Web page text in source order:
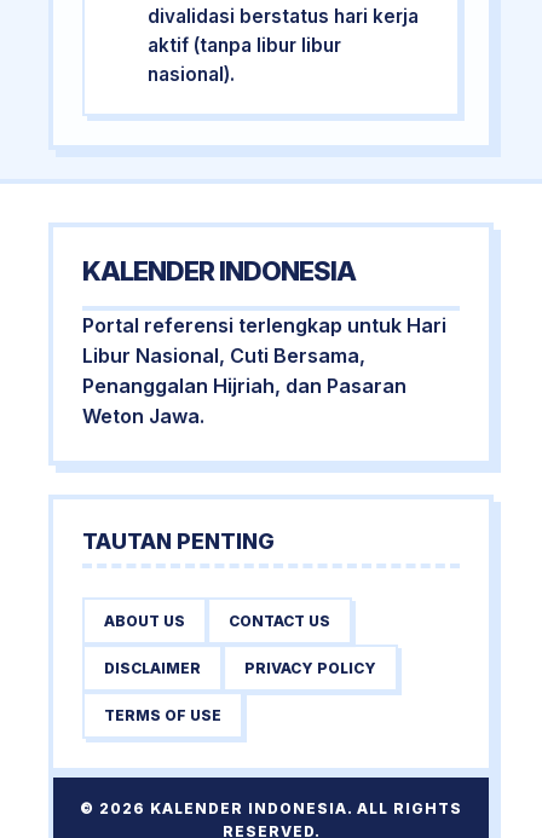
divalidasi berstatus hari kerja
aktif (tanpa libur libur
nasional).
KALENDER INDONESIA
Portal referensi terlengkap untuk Hari
Libur Nasional, Cuti Bersama,
Penanggalan Hijriah, dan Pasaran
Weton Jawa.
TAUTAN PENTING
ABOUT US CONTACT US
DISCLAIMER PRIVACY POLICY
TERMS OF USE
© 2026 KALENDER INDONESIA. ALL RIGHTS
RESERVED.